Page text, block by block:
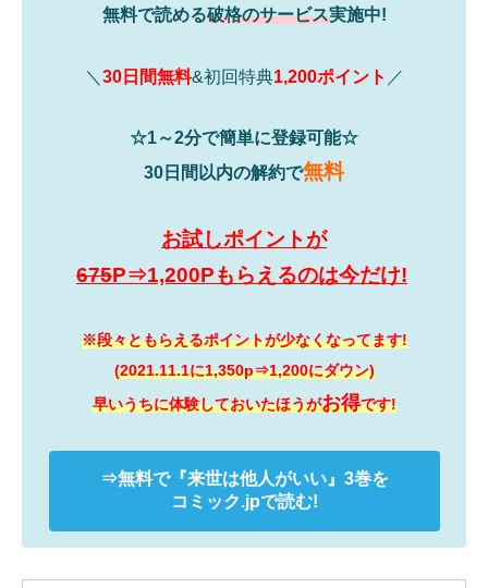
無料で読める破格のサービス実施中!
＼ 30日間無料&初回特典1,200ポイント ／
☆1～2分で簡単に登録可能☆
30日間以内の解約で無料
お試しポイントが
675P⇒1,200Pもらえるのは今だけ!
※段々ともらえるポイントが少なくなってます!
(2021.11.1に1,350p⇒1,200にダウン)
早いうちに体験しておいたほうがお得です!
⇒無料で『来世は他人がいい』 3巻を
コミック.jpで読む!